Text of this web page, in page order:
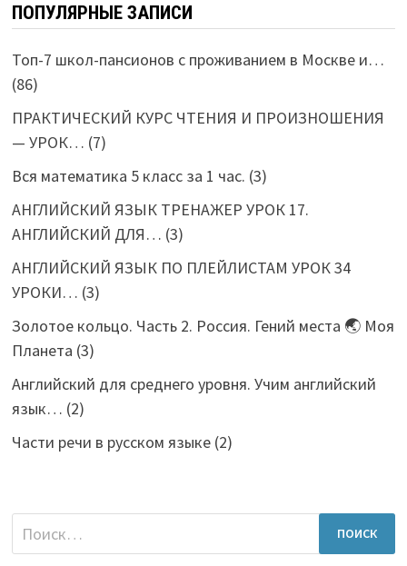
ПОПУЛЯРНЫЕ ЗАПИСИ
Топ-7 школ-пансионов с проживанием в Москве и…
(86)
ПРАКТИЧЕСКИЙ КУРС ЧТЕНИЯ И ПРОИЗНОШЕНИЯ
— УРОК… (7)
Вся математика 5 класс за 1 час. (3)
АНГЛИЙСКИЙ ЯЗЫК ТРЕНАЖЕР УРОК 17.
АНГЛИЙСКИЙ ДЛЯ… (3)
АНГЛИЙСКИЙ ЯЗЫК ПО ПЛЕЙЛИСТАМ УРОК 34
УРОКИ… (3)
Золотое кольцо. Часть 2. Россия. Гений места 🌏 Моя
Планета (3)
Английский для среднего уровня. Учим английский
язык… (2)
Части речи в русском языке (2)
Найти: